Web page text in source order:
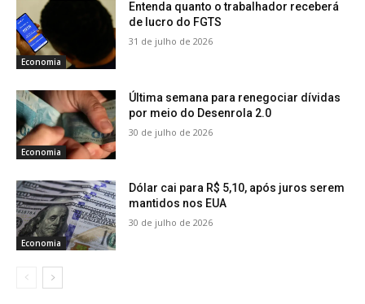
Economia
Entenda quanto o trabalhador receberá
de lucro do FGTS
31 de julho de 2026
Economia
Última semana para renegociar dívidas
por meio do Desenrola 2.0
30 de julho de 2026
Economia
Dólar cai para R$ 5,10, após juros serem
mantidos nos EUA
30 de julho de 2026